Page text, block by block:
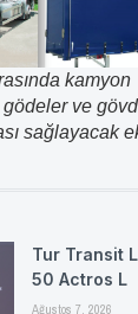
kamyon
ve
sağlayacak
Tur Transit
50 Actros L
Ağustos 7, 2026